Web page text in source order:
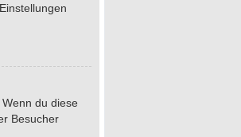
du diese
Besucher